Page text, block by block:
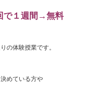
で１週間→無料
の体験授業です。
めている方や